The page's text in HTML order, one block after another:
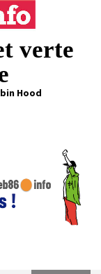
verte
Hood